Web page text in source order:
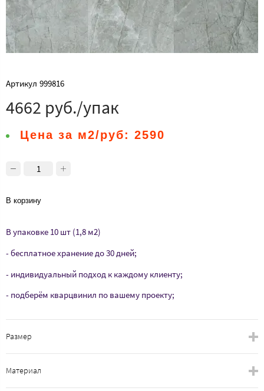
Артикул 999816
4662 руб./упак
Цена за м2/руб: 2590
В корзину
В упаковке 10 шт (1,8 м2)
- бесплатное хранение до 30 дней;
- индивидуальный подход к каждому клиенту;
- подберём кварцвинил по вашему проекту;
Размер
Материал